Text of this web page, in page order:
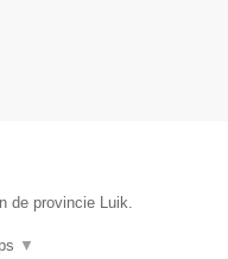
de provincie Luik.
▼